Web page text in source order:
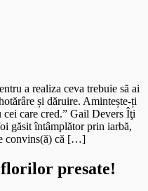
a realiza ceva trebuie să ai
și dăruire. Amintește-ți
care cred.” Gail Devers Îţi
găsit întâmplător prin iarbă,
convins(ă) că […]
presate!